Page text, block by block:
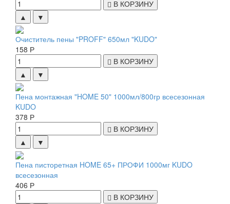
В КОРЗИНУ
▲
▼
Очиститель пены "PROFF" 650мл "KUDO"
158 Р
В КОРЗИНУ
▲
▼
Пена монтажная "HOME 50" 1000мл/800гр всесезонная
KUDO
378 Р
В КОРЗИНУ
▲
▼
Пена писторетная HOME 65+ ПРОФИ 1000мг KUDO
всесезонная
406 Р
В КОРЗИНУ